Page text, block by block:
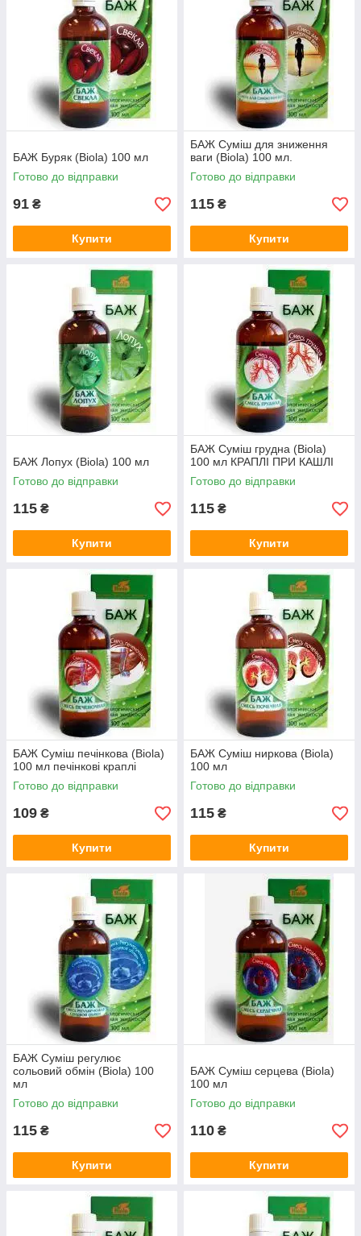
БАЖ Буряк (Biola) 100 мл
Готово до відправки
91 ₴
Купити
БАЖ Суміш для зниження
ваги (Biola) 100 мл.
Готово до відправки
115 ₴
Купити
БАЖ Лопух (Biola) 100 мл
Готово до відправки
115 ₴
Купити
БАЖ Суміш грудна (Biola)
100 мл КРАПЛІ ПРИ КАШЛІ
Готово до відправки
115 ₴
Купити
БАЖ Суміш печінкова (Biola)
100 мл печінкові краплі
Готово до відправки
109 ₴
Купити
БАЖ Суміш ниркова (Biola)
100 мл
Готово до відправки
115 ₴
Купити
БАЖ Суміш регулює
сольовий обмін (Biola) 100
мл
Готово до відправки
115 ₴
Купити
БАЖ Суміш серцева (Biola)
100 мл
Готово до відправки
110 ₴
Купити